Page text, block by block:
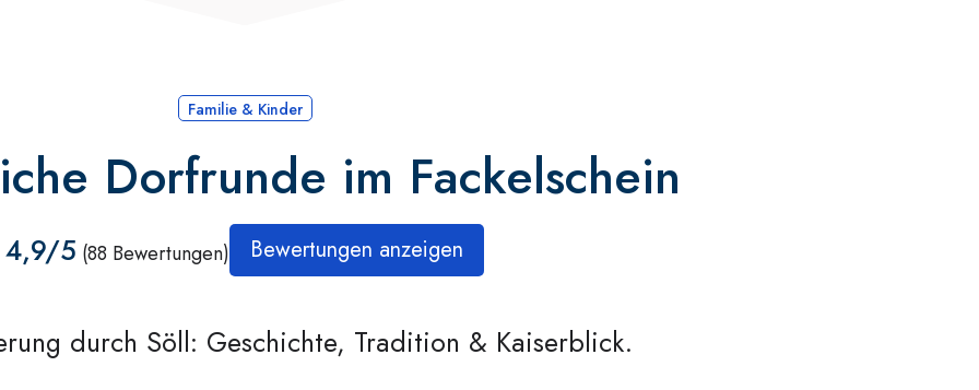
Familie & Kinder
Dorfrunde im Fackelschein
4,9/5 (88 Bewertungen) Bewertungen anzeigen
durch Söll: Geschichte, Tradition & Kaiserblick.